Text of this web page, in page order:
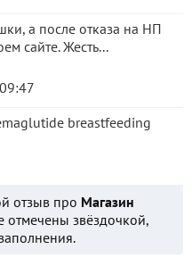
а после отказа на НП
сайте. Жесть...
breastfeeding
отзыв про Магазин
отмечены звёздочкой,